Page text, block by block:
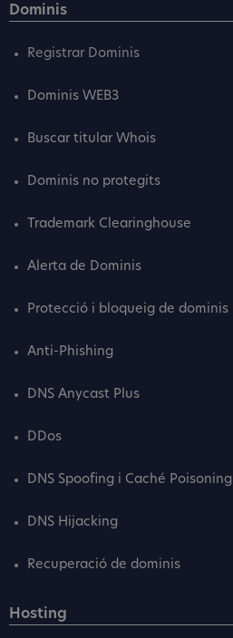
Dominis
Registrar Dominis
Dominis WEB3
Buscar titular Whois
Dominis no protegits
Trademark Clearinghouse
Alerta de Dominis
Protecció i bloqueig de dominis
Anti-Phishing
DNS Anycast Plus
DDos
DNS Spoofing i Caché Poisoning
DNS Hijacking
Recuperació de dominis
Hosting